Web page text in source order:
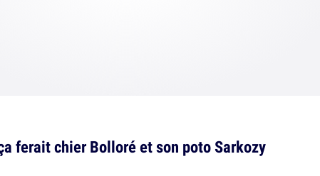
ferait chier Bolloré et son poto Sarkozy